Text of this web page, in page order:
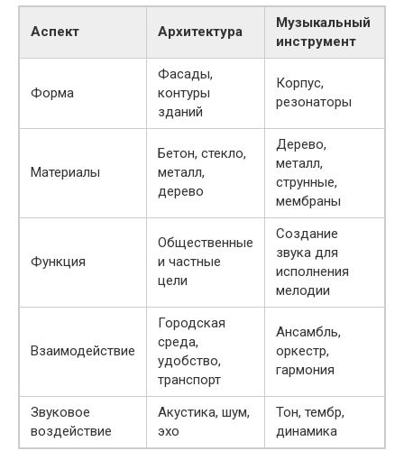
Аспект Архитектура
Музыкальный
инструмент
Форма
Фасады,
контуры
зданий
Корпус,
резонаторы
Материалы
Бетон, стекло,
металл,
дерево
Дерево,
металл,
струнные,
мембраны
Функция
Общественные
и частные
цели
Создание
звука для
исполнения
мелодии
Взаимодействие
Городская
среда,
удобство,
транспорт
Ансамбль,
оркестр,
гармония
Звуковое
воздействие
Акустика, шум,
эхо
Тон, тембр,
динамика